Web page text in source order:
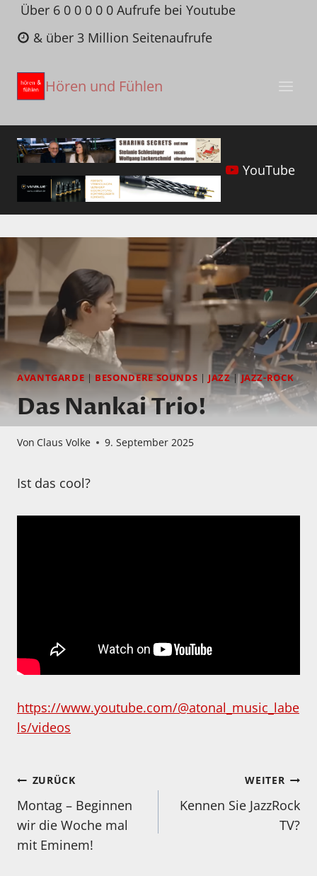
Zum
Inhalt
springen
Über 6 0 0 0 0 0 Aufrufe bei Youtube
& über 3 Million Seitenaufrufe
Hören und Fühlen
YouTube
AVANTGARDE | BESONDERE SOUNDS | JAZZ|JAZZ-ROCK
Das Nankai Trio!
Von Claus Volke 9. September 2025
Ist das cool?
https://www.youtube.com/@atonal_music_labe
ls/videos
Beitragsnavigation
ZURÜCK
Montag – Beginnen
wir die Woche mal
mit Eminem!
WEITER
Kennen Sie JazzRock
TV?